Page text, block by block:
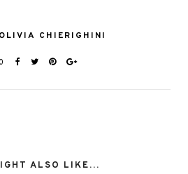
OLIVIA CHIERIGHINI
0
ALSO LIKE...